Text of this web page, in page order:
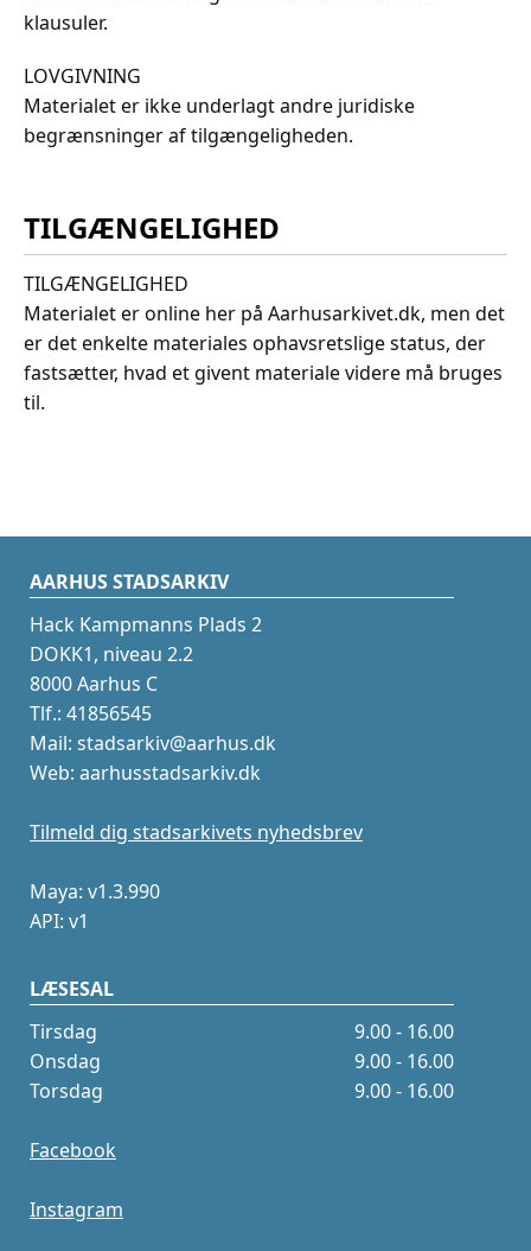
klausuler.
LOVGIVNING
Materialet er ikke underlagt andre juridiske
begrænsninger af tilgængeligheden.
TILGÆNGELIGHED
TILGÆNGELIGHED
Materialet er online her på Aarhusarkivet.dk, men det
er det enkelte materiales ophavsretslige status, der
fastsætter, hvad et givent materiale videre må bruges
til.
AARHUS STADSARKIV
Hack Kampmanns Plads 2
DOKK1, niveau 2.2
8000 Aarhus C
Tlf.: 41856545
Mail: stadsarkiv@aarhus.dk
Web: aarhusstadsarkiv.dk
Tilmeld dig stadsarkivets nyhedsbrev
Maya: v1.3.990
API: v1
LÆSESAL
Tirsdag
9.00 - 16.00
Onsdag
9.00 - 16.00
Torsdag
9.00 - 16.00
Facebook
Instagram